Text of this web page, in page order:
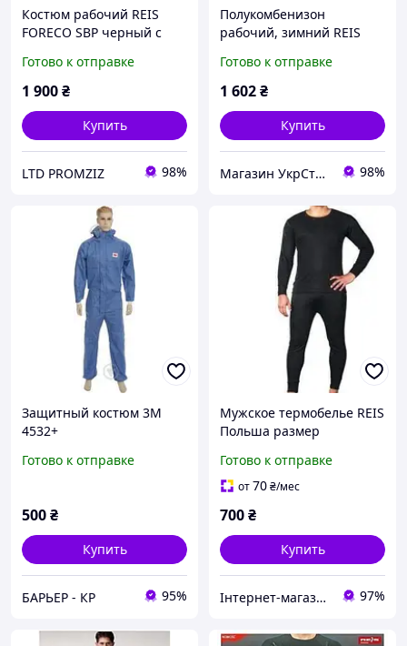
Костюм рабочий REIS
FORECO SBP черный с
и брюки
Готово к отправке
1 900₴
Купить
LTD PROMZIZ 98%
Полукомбенизон
рабочий, зимний REIS
Готово к отправке
1 602₴
Купить
Магазин УкрСтройСнаб 98%
Защитный костюм 3М
4532+
Готово к отправке
500₴
Купить
БАРЬЕР - КР 95%
Мужское термобелье REIS
Польша размер
Готово к отправке
от70₴/мес
700₴
Купить
Інтернет-магазин "Закупка онлайн" 97%